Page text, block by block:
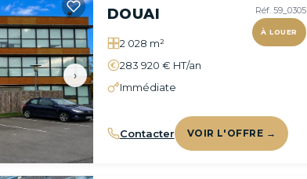
›
Réf. 59_0305
À LOUER
DOUAI
2 028 m²
283 920 € HT/an
Immédiate
Contacter VOIR L'OFFRE →